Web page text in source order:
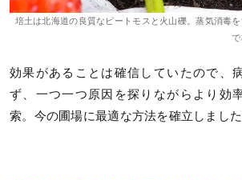
培土は北海道の良質なピートモスと火山礫。蒸気消毒
効果があることは確信していたので、
ず、一つ一つ原因を探りながらより効
索。今の圃場に最適な方法を確立しました